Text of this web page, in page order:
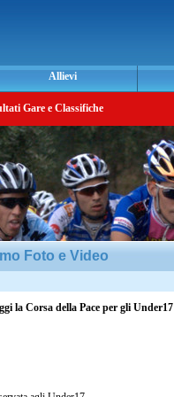
Allievi
Gare e Classifiche
Foto e Video
la Corsa della Pace per gli Under17